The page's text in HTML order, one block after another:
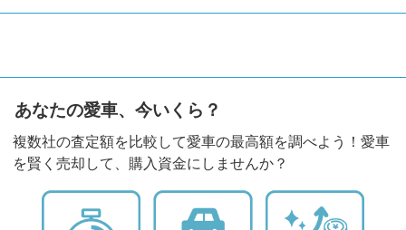
あなたの愛車、今いくら？
複数社の査定額を比較して愛車の最高額を調べよう！愛車
を賢く売却して、購入資金にしませんか？